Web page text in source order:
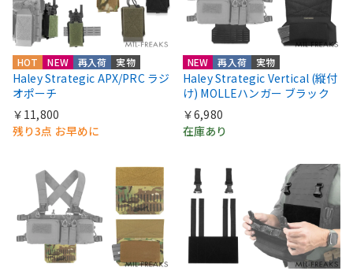
HOT NEW 再入荷 実物
Haley Strategic APX/PRC ラジ
オポーチ
￥11,800
残り3点 お早めに
NEW 再入荷 実物
Haley Strategic Vertical (縦付
け) MOLLEハンガー ブラック
￥6,980
在庫あり